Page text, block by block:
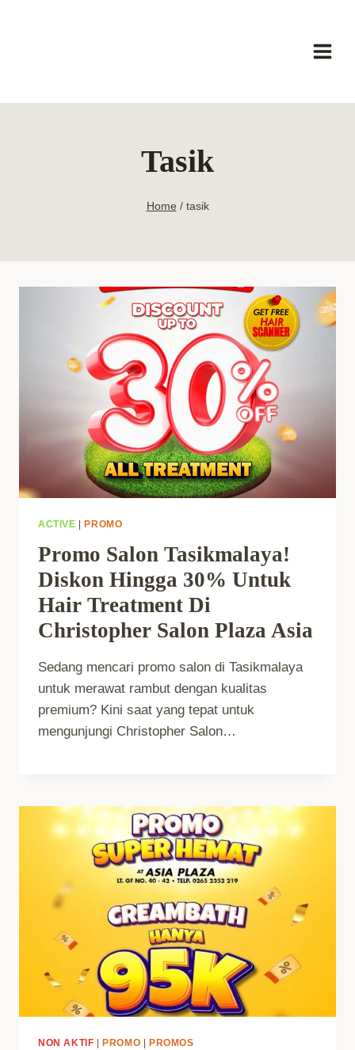
Tasik
Home / tasik
ACTIVE |PROMO
Promo Salon Tasikmalaya!
Diskon Hingga 30% Untuk
Hair Treatment Di
Christopher Salon Plaza Asia
Sedang mencari promo salon di Tasikmalaya
untuk merawat rambut dengan kualitas
premium? Kini saat yang tepat untuk
mengunjungi Christopher Salon…
NON AKTIF PROMO PROMOS